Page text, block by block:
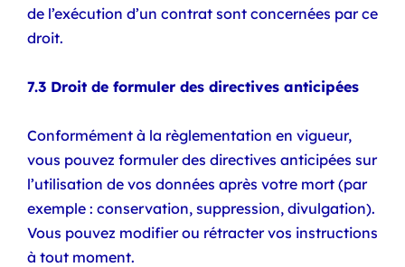
de l’exécution d’un contrat sont concernées par ce
droit.
7.3 Droit de formuler des directives anticipées
Conformément à la règlementation en vigueur,
vous pouvez formuler des directives anticipées sur
l’utilisation de vos données après votre mort (par
exemple : conservation, suppression, divulgation).
Vous pouvez modifier ou rétracter vos instructions
à tout moment.